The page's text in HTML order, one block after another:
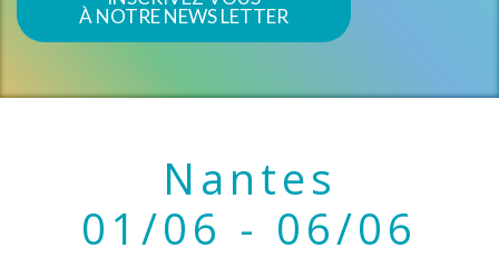
À NOTRE NEWS LETTER
Nantes
01/06 - 06/06